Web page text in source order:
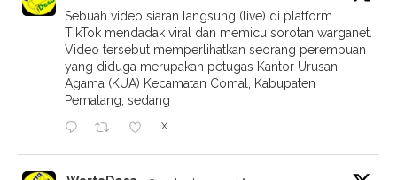
Sebuah video siaran langsung (live) di platform
TikTok mendadak viral dan memicu sorotan warganet.
Video tersebut memperlihatkan seorang perempuan
yang diduga merupakan petugas Kantor Urusan
Agama (KUA) Kecamatan Comal, Kabupaten
Pemalang, sedang
X